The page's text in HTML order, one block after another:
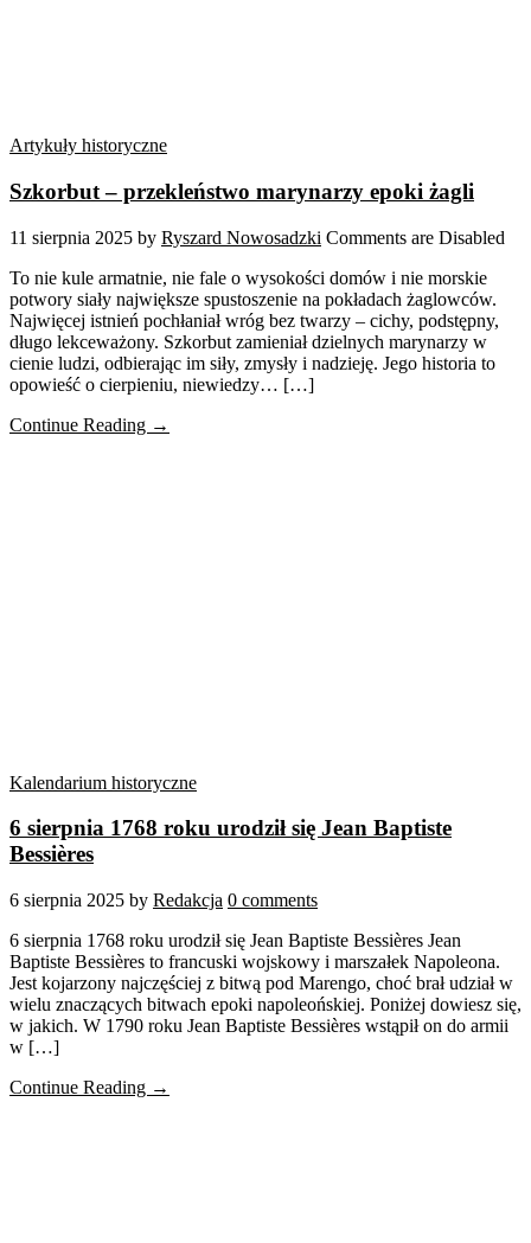
Artykuły historyczne
Szkorbut – przekleństwo marynarzy epoki żagli
11 sierpnia 2025 by Ryszard Nowosadzki Comments are Disabled
To nie kule armatnie, nie fale o wysokości domów i nie morskie
potwory siały największe spustoszenie na pokładach żaglowców.
Najwięcej istnień pochłaniał wróg bez twarzy – cichy, podstępny,
długo lekceważony. Szkorbut zamieniał dzielnych marynarzy w
cienie ludzi, odbierając im siły, zmysły i nadzieję. Jego historia to
opowieść o cierpieniu, niewiedzy… […]
Continue Reading →
Kalendarium historyczne
6 sierpnia 1768 roku urodził się Jean Baptiste
Bessières
6 sierpnia 2025 by Redakcja 0 comments
6 sierpnia 1768 roku urodził się Jean Baptiste Bessières Jean
Baptiste Bessières to francuski wojskowy i marszałek Napoleona.
Jest kojarzony najczęściej z bitwą pod Marengo, choć brał udział w
wielu znaczących bitwach epoki napoleońskiej. Poniżej dowiesz się,
w jakich. W 1790 roku Jean Baptiste Bessières wstąpił on do armii
w […]
Continue Reading →